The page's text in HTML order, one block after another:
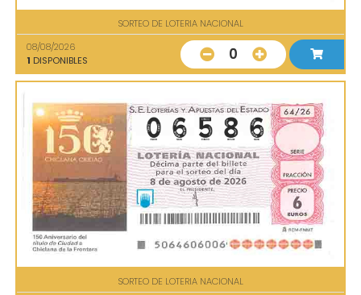
SORTEO DE LOTERIA NACIONAL
08/08/2026
1 DISPONIBLES 0
SORTEO DE LOTERIA NACIONAL